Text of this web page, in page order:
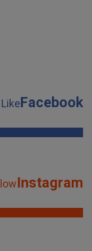
LikeFacebook
Instagram